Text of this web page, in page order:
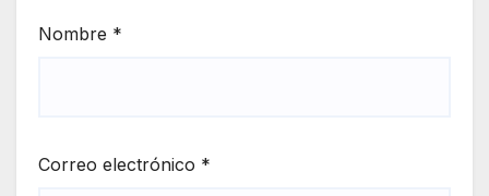
Nombre *
Correo electrónico *